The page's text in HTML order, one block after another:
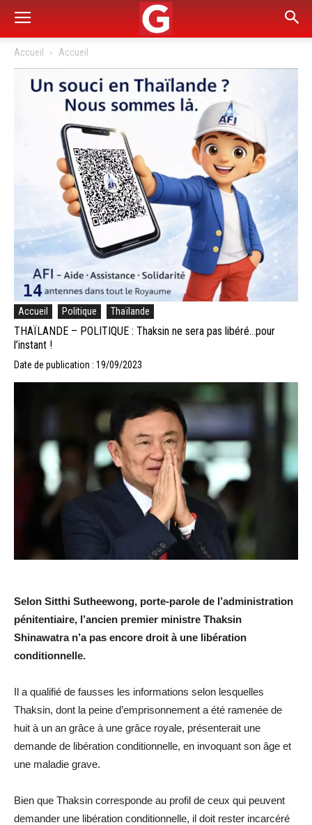
Accueil Accueil
Accueil Politique Thaïlande
THAÏLANDE – POLITIQUE : Thaksin ne sera pas libéré…pour
l’instant !
Date de publication : 19/09/2023
Selon Sitthi Sutheewong, porte-parole de l’administration
pénitentiaire, l’ancien premier ministre Thaksin
Shinawatra n’a pas encore droit à une libération
conditionnelle.
Il a qualifié de fausses les informations selon lesquelles
Thaksin, dont la peine d’emprisonnement a été ramenée de
huit à un an grâce à une grâce royale, présenterait une
demande de libération conditionnelle, en invoquant son âge et
une maladie grave.
Bien que Thaksin corresponde au profil de ceux qui peuvent
demander une libération conditionnelle, il doit rester incarcéré